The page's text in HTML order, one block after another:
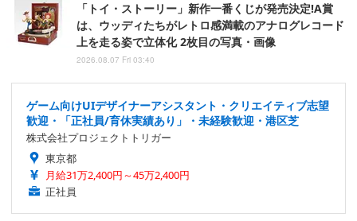
「トイ・ストーリー」新作一番くじが発売決定!A賞
は、ウッディたちがレトロ感満載のアナログレコード
上を走る姿で立体化 2枚目の写真・画像
2026.08.07 Fri 03:40
ゲーム向けUIデザイナーアシスタント・クリエイティブ志望
歓迎・「正社員/育休実績あり」・未経験歓迎・港区芝
株式会社プロジェクトトリガー
東京都
月給31万2,400円～45万2,400円
正社員